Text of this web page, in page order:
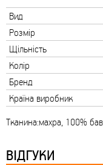
Вид
Розмір
Щільність
Колір
Бренд
Країна виробник
Тканина:махра, 100%
ВІДГУКИ